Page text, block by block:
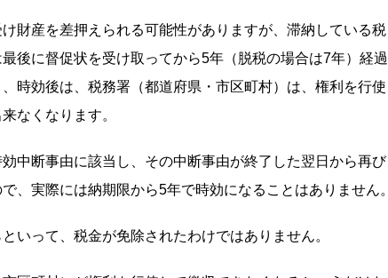
財産を差押えられる可能性がありますが、滞納している税
後に督促状を受け取ってから5年（脱税の場合は7年）経過
時効後は、税務署（都道府県・市区町村）は、権利を行使
なくなります。
中断事由に該当し、その中断事由が終了した翌日から再び
、実際には納期限から5年で時効になることはありません。
いって、税金が免除されたわけではありません。